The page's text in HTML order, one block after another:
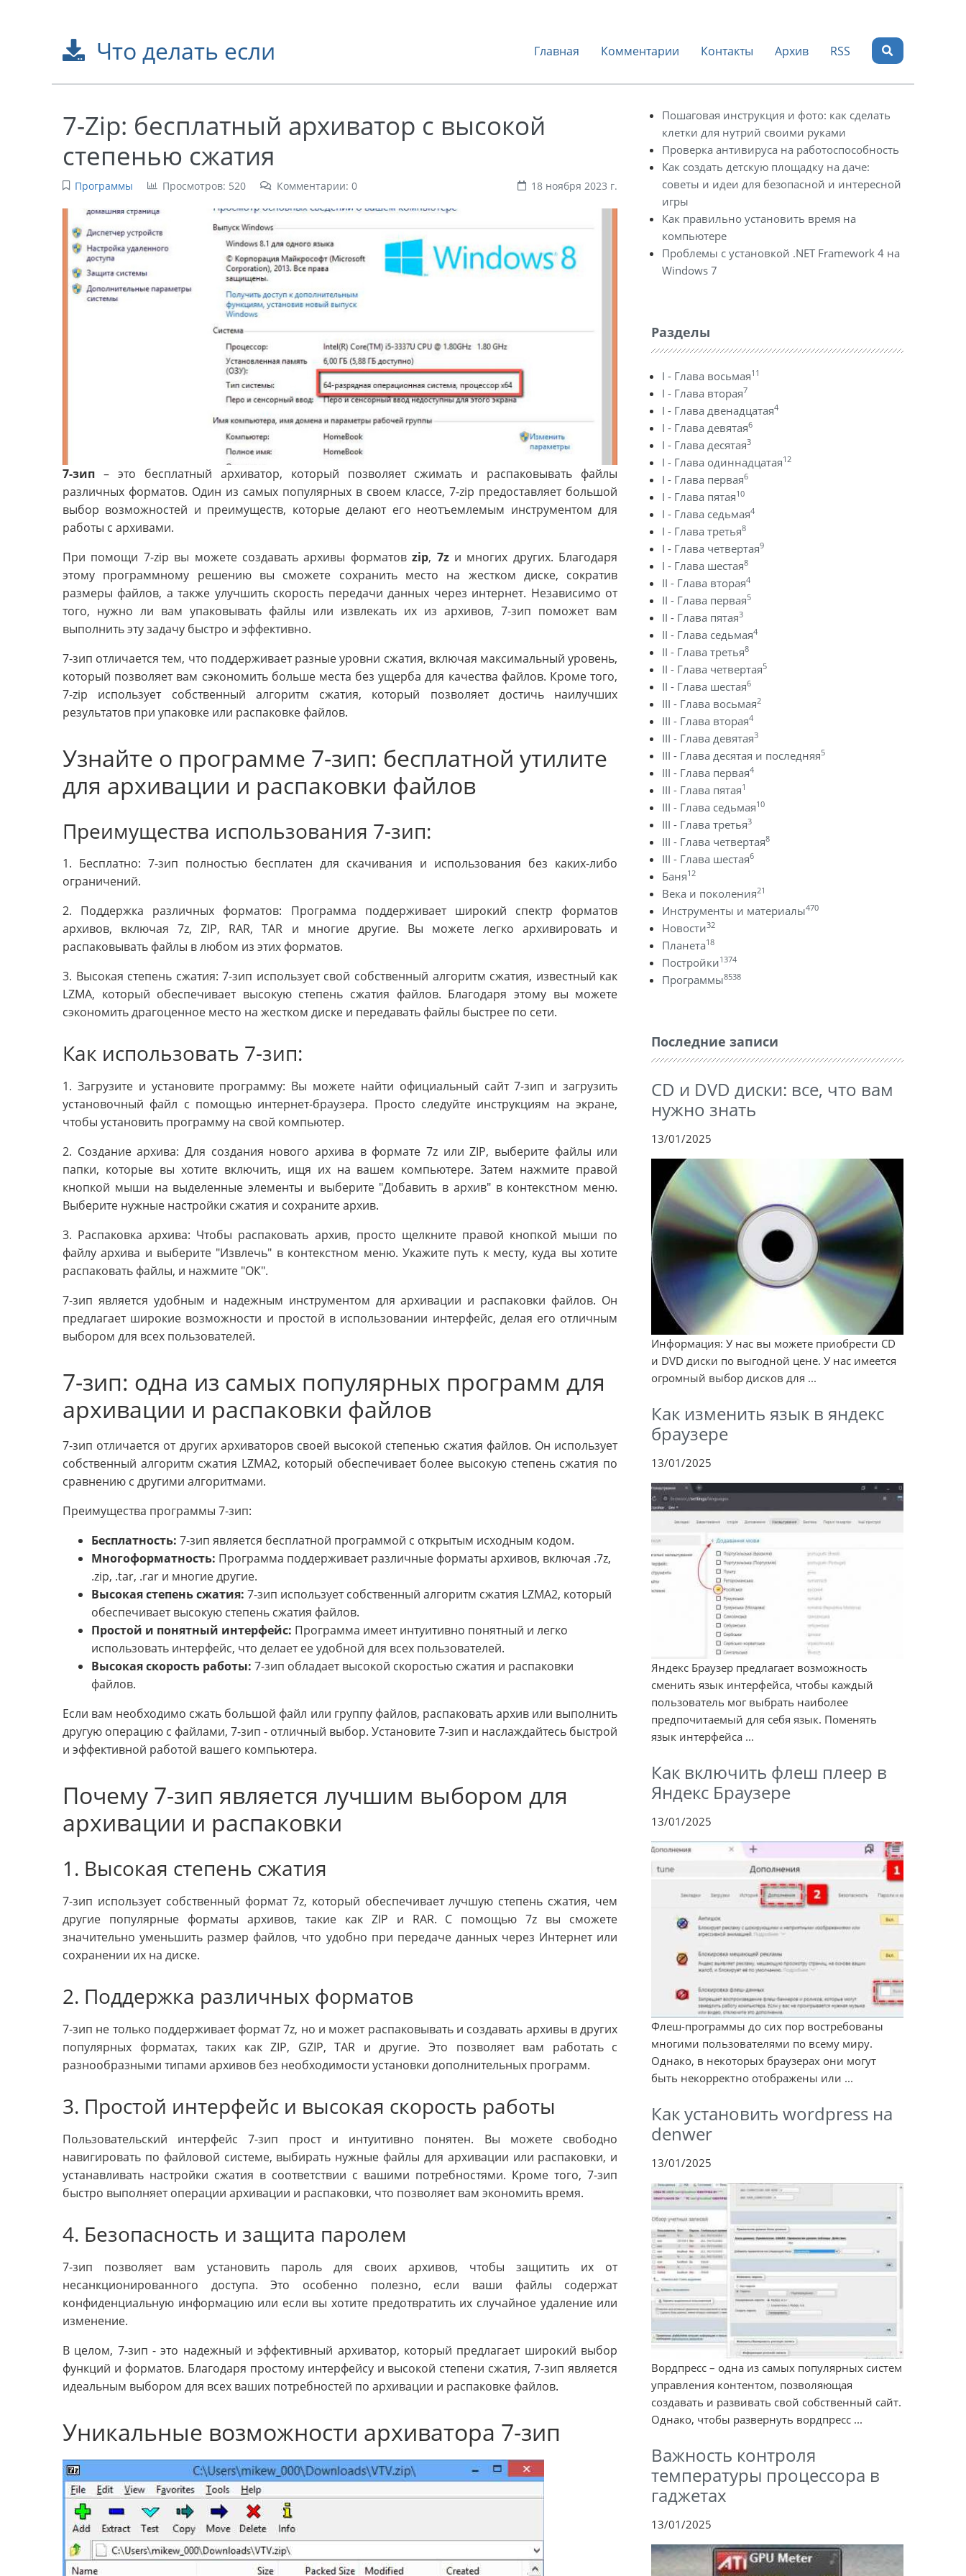
Что делать если Главная Комментарии Контакты Архив RSS
7-Zip: бесплатный архиватор с высокой
степенью сжатия
Программы Просмотров: 520 Комментарии: 0 18 ноября 2023 г.
7-зип – это бесплатный архиватор, который позволяет сжимать и распаковывать файлы
различных форматов. Один из самых популярных в своем классе, 7-zip предоставляет большой
выбор возможностей и преимуществ, которые делают его неотъемлемым инструментом для
работы с архивами.
При помощи 7-zip вы можете создавать архивы форматовzip, 7zи многих других. Благодаря
этому программному решению вы сможете сохранить место на жестком диске, сократив
размеры файлов, а также улучшить скорость передачи данных через интернет. Независимо от
того, нужно ли вам упаковывать файлы или извлекать их из архивов, 7-зип поможет вам
выполнить эту задачу быстро и эффективно.
7-зип отличается тем, что поддерживает разные уровни сжатия, включая максимальный уровень,
который позволяет вам сэкономить больше места без ущерба для качества файлов. Кроме того,
7-zip использует собственный алгоритм сжатия, который позволяет достичь наилучших
результатов при упаковке или распаковке файлов.
Узнайте о программе 7-зип: бесплатной утилите
для архивации и распаковки файлов
Преимущества использования 7-зип:
1. Бесплатно: 7-зип полностью бесплатен для скачивания и использования без каких-либо
ограничений.
2. Поддержка различных форматов: Программа поддерживает широкий спектр форматов
архивов, включая 7z, ZIP, RAR, TAR и многие другие. Вы можете легко архивировать и
распаковывать файлы в любом из этих форматов.
3. Высокая степень сжатия: 7-зип использует свой собственный алгоритм сжатия, известный как
LZMA, который обеспечивает высокую степень сжатия файлов. Благодаря этому вы можете
сэкономить драгоценное место на жестком диске и передавать файлы быстрее по сети.
Как использовать 7-зип:
1. Загрузите и установите программу: Вы можете найти официальный сайт 7-зип и загрузить
установочный файл с помощью интернет-браузера. Просто следуйте инструкциям на экране,
чтобы установить программу на свой компьютер.
2. Создание архива: Для создания нового архива в формате 7z или ZIP, выберите файлы или
папки, которые вы хотите включить, ищя их на вашем компьютере. Затем нажмите правой
кнопкой мыши на выделенные элементы и выберите "Добавить в архив" в контекстном меню.
Выберите нужные настройки сжатия и сохраните архив.
3. Распаковка архива: Чтобы распаковать архив, просто щелкните правой кнопкой мыши по
файлу архива и выберите "Извлечь" в контекстном меню. Укажите путь к месту, куда вы хотите
распаковать файлы, и нажмите "ОК".
7-зип является удобным и надежным инструментом для архивации и распаковки файлов. Он
предлагает широкие возможности и простой в использовании интерфейс, делая его отличным
выбором для всех пользователей.
7-зип: одна из самых популярных программ для
архивации и распаковки файлов
7-зип отличается от других архиваторов своей высокой степенью сжатия файлов. Он использует
собственный алгоритм сжатия LZMA2, который обеспечивает более высокую степень сжатия по
сравнению с другими алгоритмами.
Преимущества программы 7-зип:
Бесплатность: 7-зип является бесплатной программой с открытым исходным кодом.
Многоформатность: Программа поддерживает различные форматы архивов, включая .7z,
.zip, .tar, .rar и многие другие.
Высокая степень сжатия: 7-зип использует собственный алгоритм сжатия LZMA2, который
обеспечивает высокую степень сжатия файлов.
Простой и понятный интерфейс: Программа имеет интуитивно понятный и легко
использовать интерфейс, что делает ее удобной для всех пользователей.
Высокая скорость работы: 7-зип обладает высокой скоростью сжатия и распаковки
файлов.
Если вам необходимо сжать большой файл или группу файлов, распаковать архив или выполнить
другую операцию с файлами, 7-зип - отличный выбор. Установите 7-зип и наслаждайтесь быстрой
и эффективной работой вашего компьютера.
Почему 7-зип является лучшим выбором для
архивации и распаковки
1. Высокая степень сжатия
7-зип использует собственный формат 7z, который обеспечивает лучшую степень сжатия, чем
другие популярные форматы архивов, такие как ZIP и RAR. С помощью 7z вы сможете
значительно уменьшить размер файлов, что удобно при передаче данных через Интернет или
сохранении их на диске.
2. Поддержка различных форматов
7-зип не только поддерживает формат 7z, но и может распаковывать и создавать архивы в других
популярных форматах, таких как ZIP, GZIP, TAR и другие. Это позволяет вам работать с
разнообразными типами архивов без необходимости установки дополнительных программ.
3. Простой интерфейс и высокая скорость работы
Пользовательский интерфейс 7-зип прост и интуитивно понятен. Вы можете свободно
навигировать по файловой системе, выбирать нужные файлы для архивации или распаковки, и
устанавливать настройки сжатия в соответствии с вашими потребностями. Кроме того, 7-зип
быстро выполняет операции архивации и распаковки, что позволяет вам экономить время.
4. Безопасность и защита паролем
7-зип позволяет вам установить пароль для своих архивов, чтобы защитить их от
несанкционированного доступа. Это особенно полезно, если ваши файлы содержат
конфиденциальную информацию или если вы хотите предотвратить их случайное удаление или
изменение.
В целом, 7-зип - это надежный и эффективный архиватор, который предлагает широкий выбор
функций и форматов. Благодаря простому интерфейсу и высокой степени сжатия, 7-зип является
идеальным выбором для всех ваших потребностей по архивации и распаковке файлов.
Уникальные возможности архиватора 7-зип
Пошаговая инструкция и фото: как сделать
клетки для нутрий своими руками
Проверка антивируса на работоспособность
Как создать детскую площадку на даче:
советы и идеи для безопасной и интересной
игры
Как правильно установить время на
компьютере
Проблемы с установкой .NET Framework 4 на
Windows 7
Разделы
I - Глава восьмая11
I - Глава вторая7
I - Глава двенадцатая4
I - Глава девятая6
I - Глава десятая3
I - Глава одиннадцатая12
I - Глава первая6
I - Глава пятая10
I - Глава седьмая4
I - Глава третья8
I - Глава четвертая9
I - Глава шестая8
II - Глава вторая4
II - Глава первая5
II - Глава пятая3
II - Глава седьмая4
II - Глава третья8
II - Глава четвертая5
II - Глава шестая6
III - Глава восьмая2
III - Глава вторая4
III - Глава девятая3
III - Глава десятая и последняя5
III - Глава первая4
III - Глава пятая1
III - Глава седьмая10
III - Глава третья3
III - Глава четвертая8
III - Глава шестая6
Баня12
Века и поколения21
Инструменты и материалы470
Новости32
Планета18
Постройки1374
Программы8538
Последние записи
CD и DVD диски: все, что вам
нужно знать
13/01/2025
Информация: У нас вы можете приобрести CD
и DVD диски по выгодной цене. У нас имеется
огромный выбор дисков для ...
Как изменить язык в яндекс
браузере
13/01/2025
Яндекс Браузер предлагает возможность
сменить язык интерфейса, чтобы каждый
пользователь мог выбрать наиболее
предпочитаемый для себя язык. Поменять
язык интерфейса ...
Как включить флеш плеер в
Яндекс Браузере
13/01/2025
Флеш-программы до сих пор востребованы
многими пользователями по всему миру.
Однако, в некоторых браузерах они могут
быть некорректно отображены или ...
Как установить wordpress на
denwer
13/01/2025
Вордпресс – одна из самых популярных систем
управления контентом, позволяющая
создавать и развивать свой собственный сайт.
Однако, чтобы развернуть вордпресс ...
Важность контроля
температуры процессора в
гаджетах
13/01/2025